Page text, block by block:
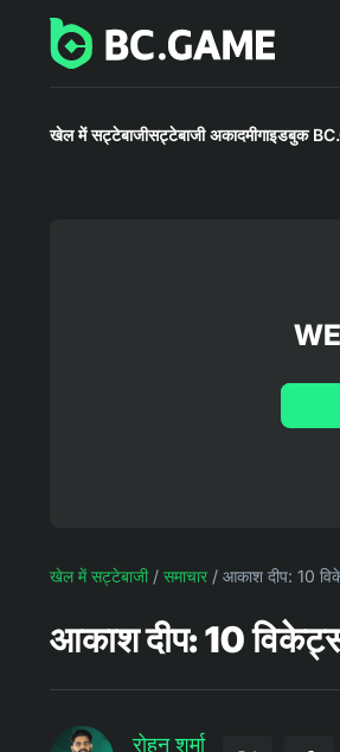
खेल में सट्टेबाजीसट्टेबाजी अकादमीगाइडबुक
खेल में सट्टेबाजी/ समाचार / आकाश दीप: 10
आकाश दीप: 10
रोहन शर्मा